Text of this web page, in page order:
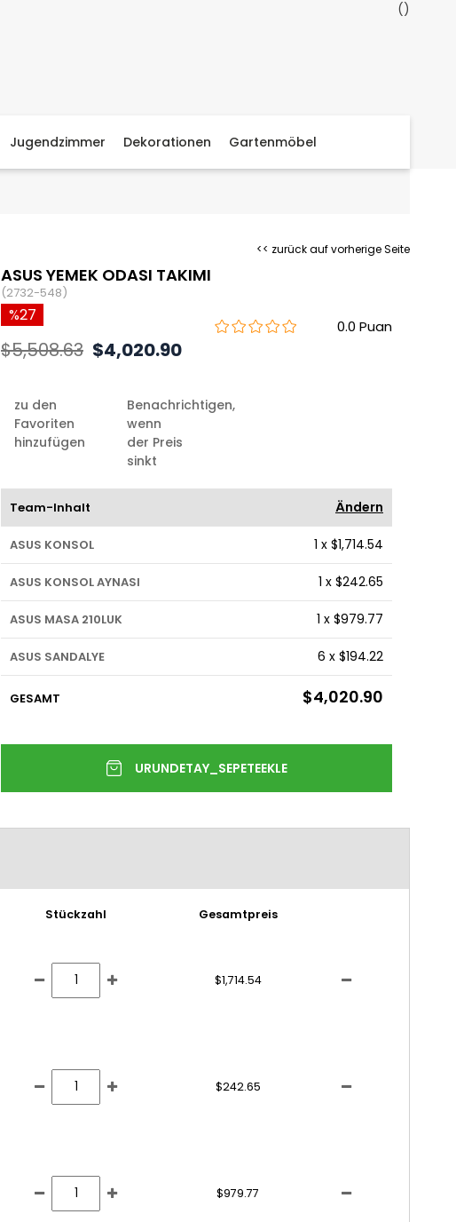
Jugendzimmer Dekorationen Gartenmöbel
<< zurück auf vorherige Seite
ASUS YEMEK ODASI TAKIMI
(2732-548)
0.0
27
$5,508.63 $4,020.90
zu den
Favoriten
hinzufügen
Benachrichtigen,
wenn
der Preis
sinkt
Team-Inhalt Ändern
ASUS KONSOL 1 x $1,714.54
ASUS KONSOL AYNASI 1 x $242.65
ASUS MASA 210LUK 1 x $979.77
ASUS SANDALYE 6 x $194.22
GESAMT $4,020.90
Stückzahl Gesamtpreis
$1,714.54
$242.65
$979.77